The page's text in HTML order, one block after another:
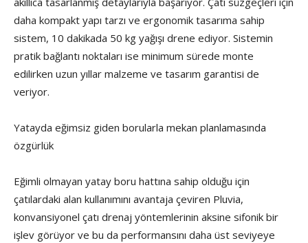
daha kompakt yapı tarzı ve ergonomik tasarıma sahip
sistem, 10 dakikada 50 kg yağışı drene ediyor. Sistemin
pratik bağlantı noktaları ise minimum sürede monte
edilirken uzun yıllar malzeme ve tasarım garantisi de
veriyor.
Yatayda eğimsiz giden borularla mekan planlamasında
özgürlük
Eğimli olmayan yatay boru hattına sahip olduğu için
çatılardaki alan kullanımını avantaja çeviren Pluvia,
konvansiyonel çatı drenaj yöntemlerinin aksine sifonik bir
işlev görüyor ve bu da performansını daha üst seviyeye